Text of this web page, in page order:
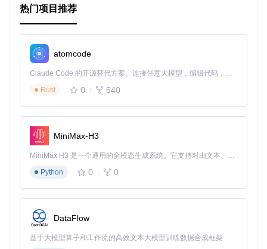
热门项目推荐
atomcode
Claude Code 的开源替代方案。连接任意大模型，编辑代码，运行命令，自动验证 — 全自动执行。用 Rust 构建，极致性能。 ｜ An open-source alternative to Claude Code. Connect any LLM, edit code, run commands, and verify changes — autonomously. Built in Rust for speed. Get Started
Rust
0 540
MiniMax-H3
MiniMax H3 是一个通用的全模态生成系统。它支持对由文本、图像、视频和音频组成的多模态上下文进行统一理解，并能生成分辨率高达 2K、时长可达 15 秒的带原生立体声音频的视频。得益于面向任务泛化的系统设计，H3 在预训练阶段就已具备广泛的多模态上下文理解与生成能力，能够出色地执行复杂的多模态指令。
Python
0 0
DataFlow
基于大模型算子和工作流的高效文本大模型训练数据合成框架